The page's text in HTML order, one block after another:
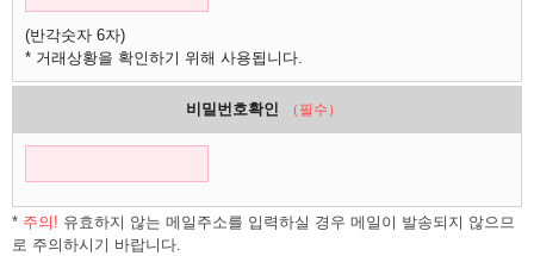
(반각숫자 6자)
* 거래상황을 확인하기 위해 사용됩니다.
비밀번호확인 （필수）
* 주의! 유효하지 않는 메일주소를 입력하실 경우 메일이 발송되지 않으므
로 주의하시기 바랍니다.